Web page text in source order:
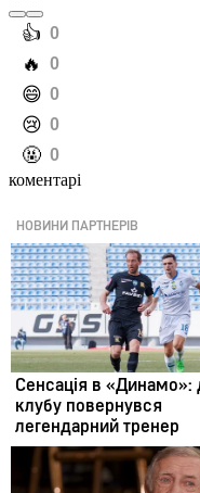
️👍 0
️🔥 0
️😄 0
️😢 0
️🤬 0
коментарі